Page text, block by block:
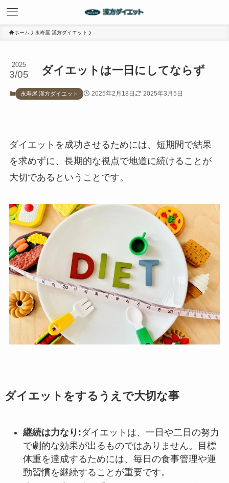
ホーム 永寿屋 漢方ダイエット
ダイエットは一日にしてならず
2025
3/05
永寿屋 漢方ダイエット 2025年2月18日 2025年3月5日
ダイエットを成功させるためには、短期間で結果
を求めずに、長期的な視点で地道に続けることが
大切であるということです。
ダイエットをするうえで大切な事
継続は力なり :ダイエットは、一日や二日の努力
で劇的な効果が出るものではありません。目標
体重を達成するためには、毎日の食事管理や運
動習慣を継続することが重要です。